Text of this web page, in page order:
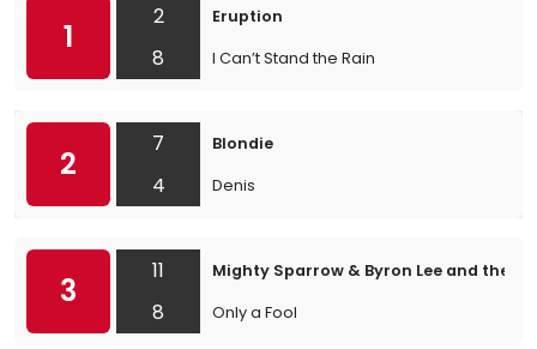
1
2
8
Eruption
I Can’t Stand the Rain
2
7
4
Blondie
Denis
3
11
8
Mighty Sparrow & Byron Lee and the
Only a Fool